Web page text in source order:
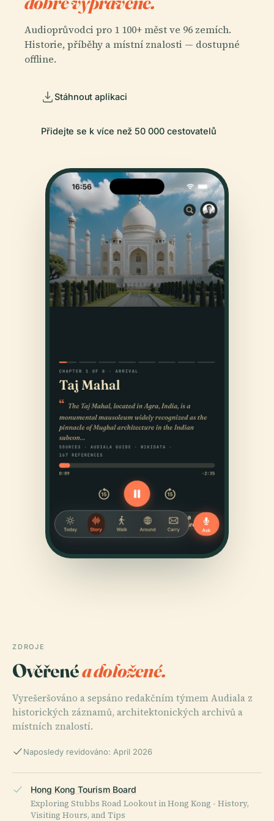
Audioprůvodci pro 1 100+ měst ve 96 zemích.
Historie, příběhy a místní znalosti — dostupné
offline.
Stáhnout aplikaci
Přidejte se k více než 50 000 cestovatelů
ZDROJE
Ověřenéa doložené.
Vyrešeršováno a sepsáno redakčním týmem Audiala z
historických záznamů, architektonických archivů a
místních znalostí.
Naposledy revidováno: April 2026
Hong Kong Tourism Board
Exploring Stubbs Road Lookout in Hong Kong - History,
Visiting Hours, and Tips